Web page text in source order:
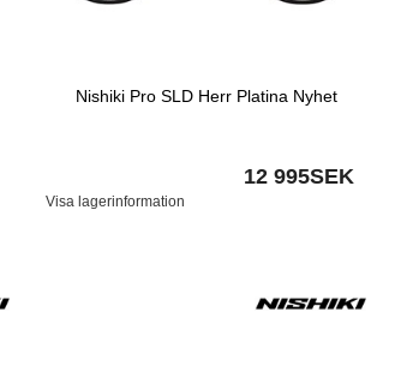
Nishiki Pro SLD Herr Platina Nyhet
12 995SEK
Visa lagerinformation